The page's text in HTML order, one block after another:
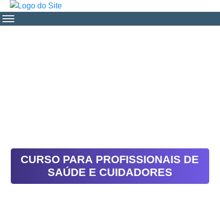
CURSO PARA PROFISSIONAIS DE
SAÚDE E CUIDADORES